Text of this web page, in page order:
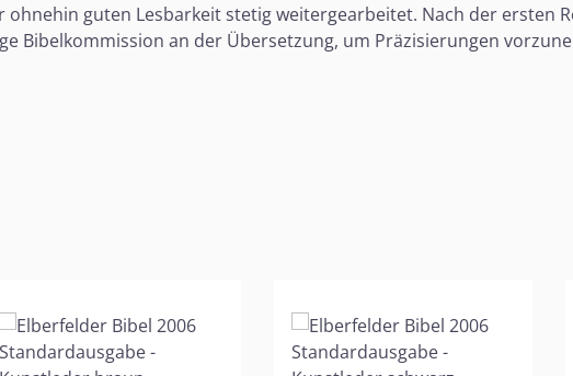
guten Lesbarkeit stetig weitergearbeitet. Nach der ersten
Bibelkommission an der Übersetzung, um Präzisierungen